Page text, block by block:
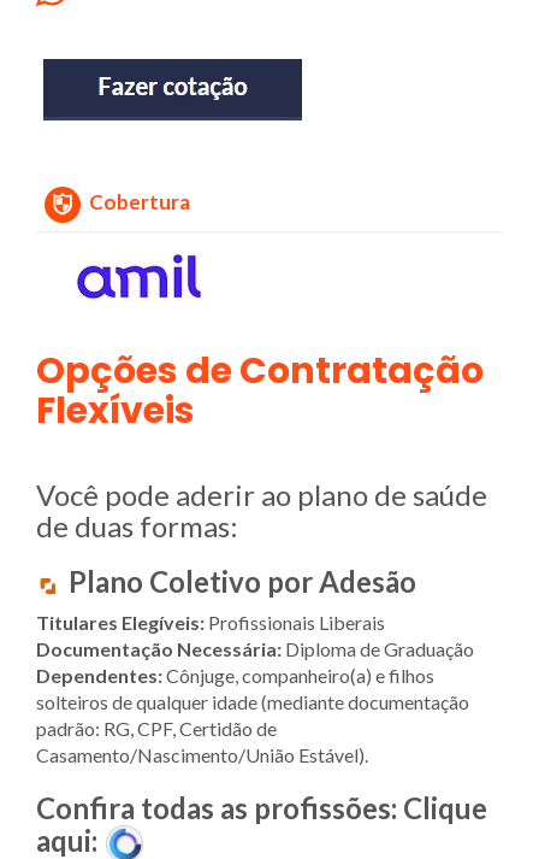
Cobertura
Opções de Contratação
Flexíveis
Você pode aderir ao plano de saúde
de duas formas:
Plano Coletivo por Adesão
Titulares Elegíveis: Profissionais Liberais
Documentação Necessária: Diploma de Graduação
Dependentes:Cônjuge, companheiro(a) e filhos
solteiros de qualquer idade (mediante documentação
padrão: RG, CPF, Certidão de
Casamento/Nascimento/União Estável).
Confira todas as profissões: Clique
aqui: